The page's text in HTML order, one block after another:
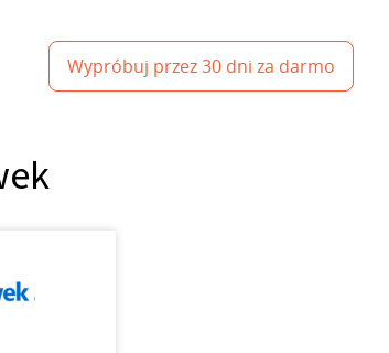
Wypróbuj przez 30 dni za darmo